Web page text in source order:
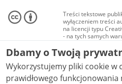
Treści tekstowe
wyłączeniem treści
na licencji typu
- na tych samych
Materiały
audio i wideo, są
Creative Commons:
niekomercyjne - bez
NC-ND 4.0), o ile nie
Dbamy o Twoją
Wykorzystujemy pliki cookie w
prawidłowego